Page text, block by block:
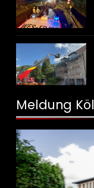
Meldung